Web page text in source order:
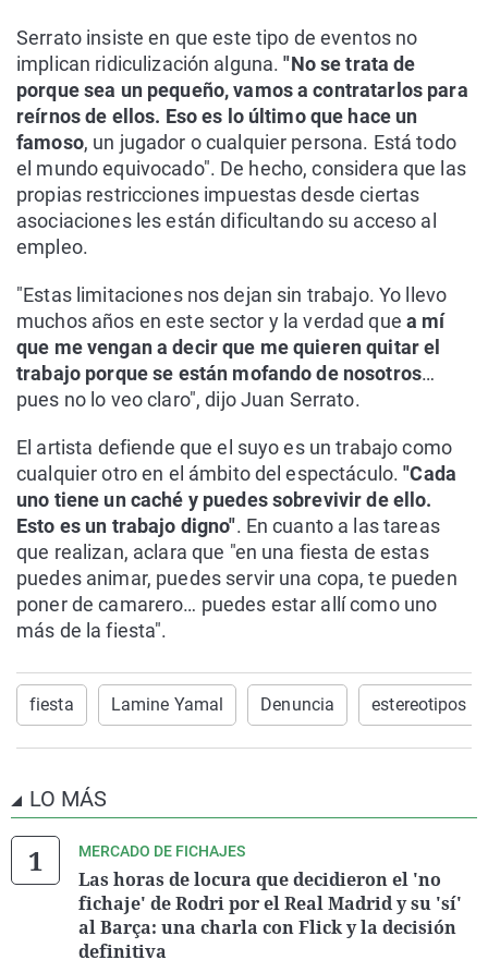
Serrato insiste en que este tipo de eventos no
implican ridiculización alguna. "No se trata de
porque sea un pequeño, vamos a contratarlos para
reírnos de ellos. Eso es lo último que hace un
famoso, un jugador o cualquier persona. Está todo
el mundo equivocado". De hecho, considera que las
propias restricciones impuestas desde ciertas
asociaciones les están dificultando su acceso al
empleo.
"Estas limitaciones nos dejan sin trabajo. Yo llevo
muchos años en este sector y la verdad que a mí
que me vengan a decir que me quieren quitar el
trabajo porque se están mofando de nosotros…
pues no lo veo claro", dijo Juan Serrato.
El artista defiende que el suyo es un trabajo como
cualquier otro en el ámbito del espectáculo."Cada
uno tiene un caché y puedes sobrevivir de ello.
Esto es un trabajo digno". En cuanto a las tareas
que realizan, aclara que "en una fiesta de estas
puedes animar, puedes servir una copa, te pueden
poner de camarero… puedes estar allí como uno
más de la fiesta".
fiesta Lamine Yamal Denuncia estereotipos
LO MÁS
MERCADO DE FICHAJES
Las horas de locura que decidieron el 'no
fichaje' de Rodri por el Real Madrid y su 'sí'
al Barça: una charla con Flick y la decisión
definitiva